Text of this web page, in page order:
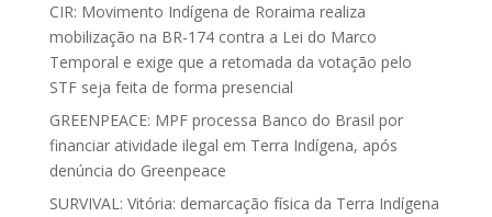
CIR: Movimento Indígena de Roraima realiza
mobilização na BR-174 contra a Lei do Marco
Temporal e exige que a retomada da votação pelo
STF seja feita de forma presencial
GREENPEACE: MPF processa Banco do Brasil por
financiar atividade ilegal em Terra Indígena, após
denúncia do Greenpeace
SURVIVAL: Vitória: demarcação física da Terra Indígena